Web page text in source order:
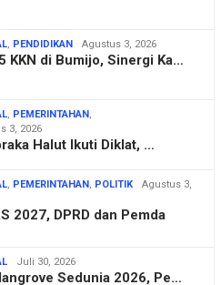
, PENDIDIKAN Agustus 3, 2026
KKN di Bumijo, Sinergi Ka…
, PEMERINTAHAN,
3, 2026
Halut Ikuti Diklat, …
, PEMERINTAHAN, POLITIK
Agustus 3,
2027, DPRD dan Pemda
Juli 30, 2026
Sedunia 2026, Pe…